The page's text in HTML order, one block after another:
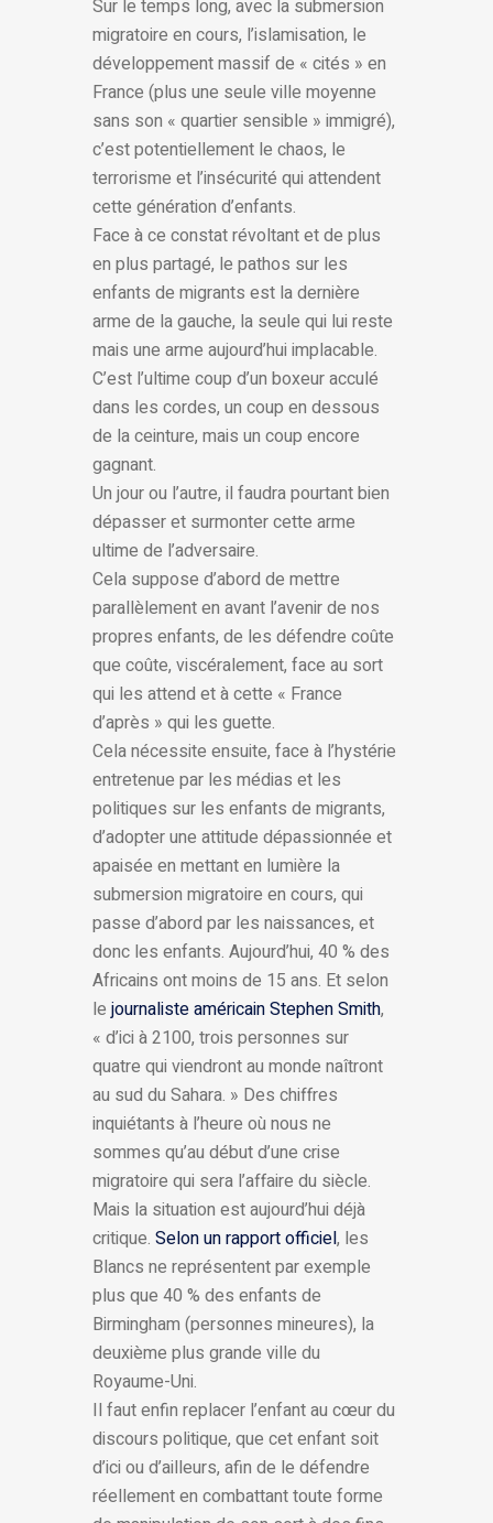
Sur le temps long, avec la submersion
migratoire en cours, l’islamisation, le
développement massif de « cités » en
France (plus une seule ville moyenne
sans son « quartier sensible » immigré),
c’est potentiellement le chaos, le
terrorisme et l’insécurité qui attendent
cette génération d’enfants.
Face à ce constat révoltant et de plus
en plus partagé, le pathos sur les
enfants de migrants est la dernière
arme de la gauche, la seule qui lui reste
mais une arme aujourd’hui implacable.
C’est l’ultime coup d’un boxeur acculé
dans les cordes, un coup en dessous
de la ceinture, mais un coup encore
gagnant.
Un jour ou l’autre, il faudra pourtant bien
dépasser et surmonter cette arme
ultime de l’adversaire.
Cela suppose d’abord de mettre
parallèlement en avant l’avenir de nos
propres enfants, de les défendre coûte
que coûte, viscéralement, face au sort
qui les attend et à cette « France
d’après » qui les guette.
Cela nécessite ensuite, face à l’hystérie
entretenue par les médias et les
politiques sur les enfants de migrants,
d’adopter une attitude dépassionnée et
apaisée en mettant en lumière la
submersion migratoire en cours, qui
passe d’abord par les naissances, et
donc les enfants. Aujourd’hui, 40 % des
Africains ont moins de 15 ans. Et selon
lejournaliste américain Stephen Smith,
« d’ici à 2100, trois personnes sur
quatre qui viendront au monde naîtront
au sud du Sahara. » Des chiffres
inquiétants à l’heure où nous ne
sommes qu’au début d’une crise
migratoire qui sera l’affaire du siècle.
Mais la situation est aujourd’hui déjà
critique. Selon un rapport officiel, les
Blancs ne représentent par exemple
plus que 40 % des enfants de
Birmingham (personnes mineures), la
deuxième plus grande ville du
Royaume-Uni.
Il faut enfin replacer l’enfant au cœur du
discours politique, que cet enfant soit
d’ici ou d’ailleurs, afin de le défendre
réellement en combattant toute forme